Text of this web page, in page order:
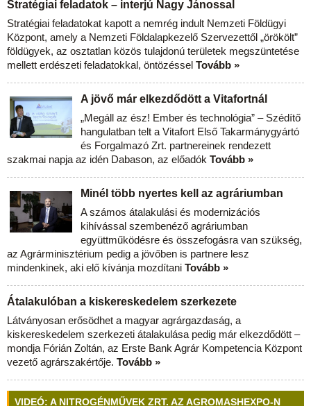
Stratégiai feladatok – interjú Nagy Jánossal
Stratégiai feladatokat kapott a nemrég indult Nemzeti Földügyi
Központ, amely a Nemzeti Földalapkezelő Szervezettől „örökölt”
földügyek, az osztatlan közös tulajdonú területek megszüntetése
mellett erdészeti feladatokkal, öntözéssel Tovább »
A jövő már elkezdődött a Vitafortnál
„Megáll az ész! Ember és technológia” – Szédítő
hangulatban telt a Vitafort Első Takarmánygyártó
és Forgalmazó Zrt. partnereinek rendezett
szakmai napja az idén Dabason, az előadók Tovább »
Minél több nyertes kell az agráriumban
A számos átalakulási és modernizációs
kihívással szembenéző agráriumban
együttműködésre és összefogásra van szükség,
az Agrárminisztérium pedig a jövőben is partnere lesz
mindenkinek, aki elő kívánja mozdítani Tovább »
Átalakulóban a kiskereskedelem szerkezete
Látványosan erősödhet a magyar agrárgazdaság, a
kiskereskedelem szerkezeti átalakulása pedig már elkezdődött –
mondja Fórián Zoltán, az Erste Bank Agrár Kompetencia Központ
vezető agrárszakértője. Tovább »
VIDEÓ: A NITROGÉNMŰVEK ZRT. AZ AGROMASHEXPO-N